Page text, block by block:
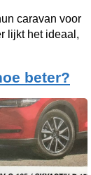
caravan voor
lijkt het ideaal,
beter?